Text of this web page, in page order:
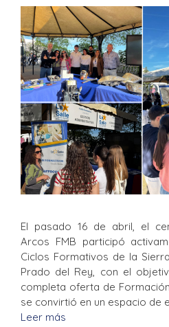
El pasado 16 de abril, el
Arcos FMB participó
Ciclos Formativos de la
Prado del Rey, con el
completa oferta de
se convirtió en un espacio de
Leer más